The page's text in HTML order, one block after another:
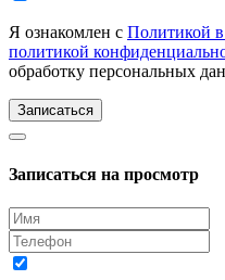
Я ознакомлен с Политикой
политикой
обработку персональных
Записаться
Записаться на просмотр